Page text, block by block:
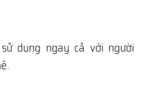
dụng ngay cả với người